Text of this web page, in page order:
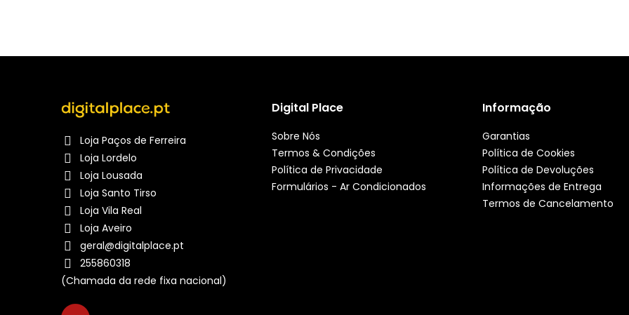
Loja Paços de Ferreira
Loja Lordelo
Loja Lousada
Loja Santo Tirso
Loja Vila Real
Loja Aveiro
geral@digitalplace.pt
255860318
(Chamada da rede fixa nacional)
Digital Place
Sobre Nós
Termos & Condições
Política de Privacidade
Formulários - Ar Condicionados
Informação
Garantias
Política de Cookies
Política de Devoluções
Informações de Entrega
Termos de Cancelamento